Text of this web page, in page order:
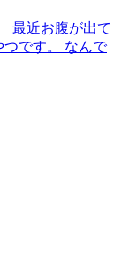
最近お腹が出て
です。 なんで